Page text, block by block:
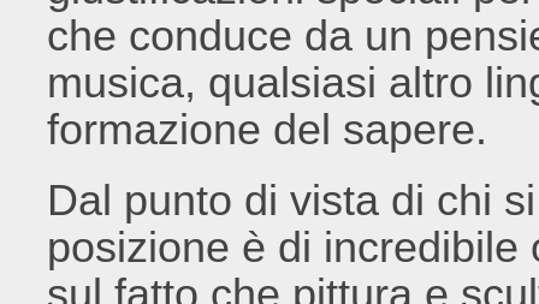
che conduce da un
musica, qualsiasi altro
formazione del sapere.
Dal punto di vista di chi
posizione è di
sul fatto che pittura e